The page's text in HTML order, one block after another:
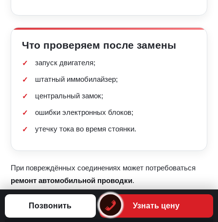
Что проверяем после замены
запуск двигателя;
штатный иммобилайзер;
центральный замок;
ошибки электронных блоков;
утечку тока во время стоянки.
При повреждённых соединениях может потребоваться
ремонт автомобильной проводки.
Позвонить Узнать цену